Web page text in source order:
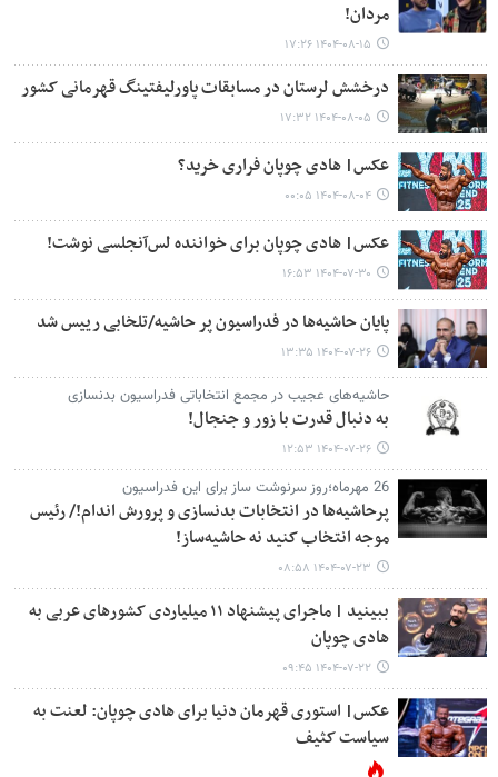
مردان!
۱۴۰۴-۰۸-۱۵ ۱۷:۲۶
درخشش لرستان در مسابقات پاورلیفتینگ قهرمانی کشور
۱۴۰۴-۰۸-۰۵ ۱۷:۳۲
عکس| هادی چوپان فراری خرید؟
۱۴۰۴-۰۸-۰۴ ۰۰:۰۵
عکس| هادی چوپان برای خواننده لس‌آنجلسی نوشت!
۱۴۰۴-۰۷-۳۰ ۱۶:۵۳
پایان حاشیه‌ها در فدراسیون پر حاشیه/تلخابی رییس شد
۱۴۰۴-۰۷-۲۶ ۱۳:۳۵
حاشیه‌های عجیب در مجمع انتخاباتی فدراسیون بدنسازی
به دنبال قدرت با زور و جنجال!
۱۴۰۴-۰۷-۲۶ ۱۲:۵۳
26 مهرماه؛روز سرنوشت ساز برای این فدراسیون
پرحاشیه‌ها در انتخابات بدنسازی و پرورش اندام!/ رئیس
موجه انتخاب کنید نه حاشیه‌ساز!
۱۴۰۴-۰۷-۲۳ ۰۸:۵۸
ببینید | ماجرای پیشنهاد ۱۱ میلیاردی کشورهای عربی به
هادی چوپان
۱۴۰۴-۰۷-۲۲ ۰۹:۴۵
عکس| استوری قهرمان دنیا برای هادی چوپان: لعنت به
سیاست کثیف